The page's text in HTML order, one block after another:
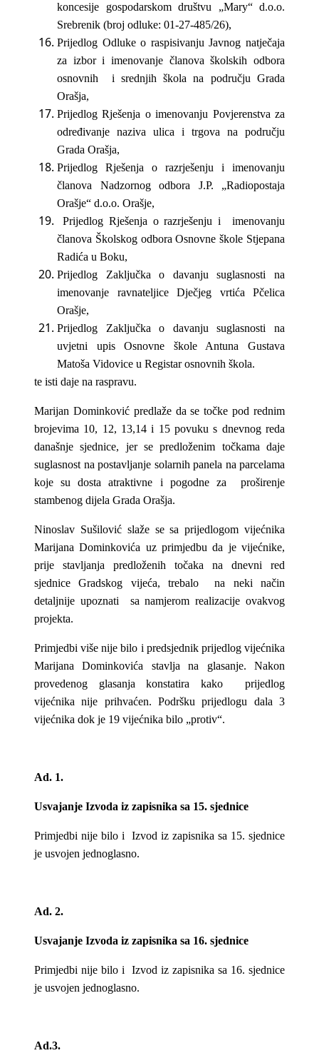
koncesije gospodarskom društvu „Mary“ d.o.o.
Srebrenik (broj odluke: 01-27-485/26),
Prijedlog Odluke o raspisivanju Javnog natječaja
za izbor i imenovanje članova školskih odbora
osnovnih i srednjih škola na području Grada
Orašja,
Prijedlog Rješenja o imenovanju Povjerenstva za
određivanje naziva ulica i trgova na području
Grada Orašja,
Prijedlog Rješenja o razrješenju i imenovanju
članova Nadzornog odbora J.P. „Radiopostaja
Orašje“ d.o.o. Orašje,
Prijedlog Rješenja o razrješenju i imenovanju
članova Školskog odbora Osnovne škole Stjepana
Radića u Boku,
Prijedlog Zaključka o davanju suglasnosti na
imenovanje ravnateljice Dječjeg vrtića Pčelica
Orašje,
Prijedlog Zaključka o
davanju suglasnosti na
uvjetni upis Osnovne škole Antuna Gustava
Matoša Vidovice u Registar osnovnih škola.
te isti daje na raspravu.
Marijan Dominković predlaže da se točke pod rednim
brojevima 10, 12, 13,14 i 15 povuku s dnevnog reda
današnje sjednice, jer se predloženim točkama daje
suglasnost na postavljanje solarnih panela na parcelama
koje su dosta atraktivne i pogodne za proširenje
stambenog dijela Grada Orašja.
Ninoslav Sušilović slaže se sa prijedlogom vijećnika
Marijana Dominkovića uz primjedbu da je vijećnike,
prije stavljanja predloženih točaka na dnevni red
sjednice Gradskog vijeća, trebalo na neki način
detaljnije upoznati sa namjerom realizacije ovakvog
projekta.
Primjedbi više nije bilo i predsjednik prijedlog vijećnika
Marijana Dominkovića stavlja na glasanje. Nakon
provedenog glasanja konstatira kako prijedlog
vijećnika nije prihvaćen. Podršku prijedlogu dala 3
vijećnika dok je 19 vijećnika bilo „protiv“.
Ad. 1.
Usvajanje Izvoda iz zapisnika sa 15. sjednice
Primjedbi nije bilo i Izvod iz zapisnika sa 15. sjednice
je usvojen jednoglasno.
Ad. 2.
Usvajanje Izvoda iz zapisnika sa 16. sjednice
Primjedbi nije bilo i Izvod iz zapisnika sa 16. sjednice
je usvojen jednoglasno.
Ad.3.